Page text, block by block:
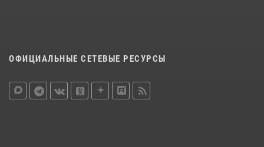
ОФИЦИАЛЬНЫЕ СЕТЕВЫЕ РЕСУРСЫ